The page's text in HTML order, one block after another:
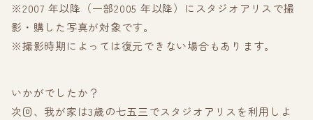
※2007 年以降（一部2005 年以降）にスタジオアリスで撮
影・購した写真が対象です。
※撮影時期によっては復元できない場合もあります。
いかがでしたか？
次回、我が家は3歳の七五三でスタジオアリスを利用しよ